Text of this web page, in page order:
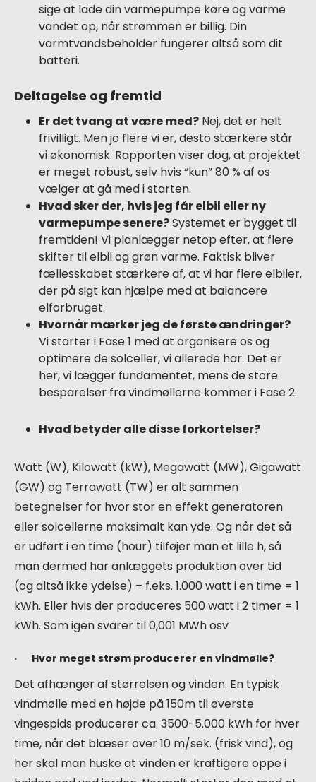
sige at lade din varmepumpe køre og varme
vandet op, når strømmen er billig. Din
varmtvandsbeholder fungerer altså som dit
batteri.
Deltagelse og fremtid
Er det tvang at være med? Nej, det er helt
frivilligt. Men jo flere vi er, desto stærkere står
vi økonomisk. Rapporten viser dog, at projektet
er meget robust, selv hvis “kun” 80 % af os
vælger at gå med i starten.
Hvad sker der, hvis jeg får elbil eller ny
varmepumpe senere?Systemet er bygget til
fremtiden! Vi planlægger netop efter, at flere
skifter til elbil og grøn varme. Faktisk bliver
fællesskabet stærkere af, at vi har flere elbiler,
der på sigt kan hjælpe med at balancere
elforbruget.
Hvornår mærker jeg de første ændringer?
Vi starter i Fase 1 med at organisere os og
optimere de solceller, vi allerede har. Det er
her, vi lægger fundamentet, mens de store
besparelser fra vindmøllerne kommer i Fase 2.
Hvad betyder alle disse forkortelser?
Watt (W), Kilowatt (kW), Megawatt (MW), Gigawatt
(GW) og Terrawatt (TW) er alt sammen
betegnelser for hvor stor en effekt generatoren
eller solcellerne maksimalt kan yde. Og når det så
er udført i en time (hour) tilføjer man et lille h, så
man dermed har anlæggets produktion over tid
(og altså ikke ydelse) – f.eks. 1.000 watt i en time = 1
kWh. Eller hvis der produceres 500 watt i 2 timer = 1
kWh. Som igen svarer til 0,001 MWh osv
· Hvor meget strøm producerer en vindmølle?
Det afhænger af størrelsen og vinden. En typisk
vindmølle med en højde på 150m til øverste
vingespids producerer ca. 3500-5.000 kWh for hver
time, når det blæser over 10 m/sek. (frisk vind), og
her skal man huske at vinden er kraftigere oppe i